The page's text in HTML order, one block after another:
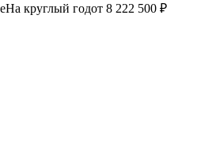
На круглый годот 8 222 500 ₽